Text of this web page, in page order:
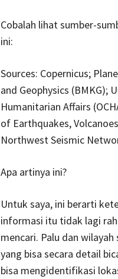
Cobalah lihat sumber-
ini:
Sources: Copernicus;
and Geophysics
Humanitarian Affairs
of Earthquakes,
Northwest Seismic
Apa artinya ini?
Untuk saya, ini berarti
informasi itu tidak lagi
mencari. Palu dan
yang bisa secara detail
bisa mengidentifikasi